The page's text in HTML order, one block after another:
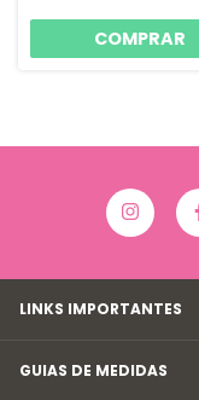
COMPRAR
LINKS IMPORTANTES
GUIAS DE MEDIDAS